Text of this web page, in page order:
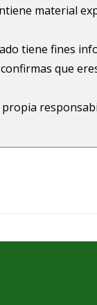
material
tiene fines
que